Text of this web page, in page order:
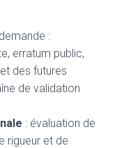
:
erratum public,
des futures
de validation
: évaluation de
rigueur et de